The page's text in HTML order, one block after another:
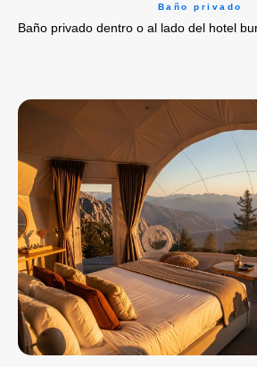
Baño privado
Baño privado dentro o al lado del hotel